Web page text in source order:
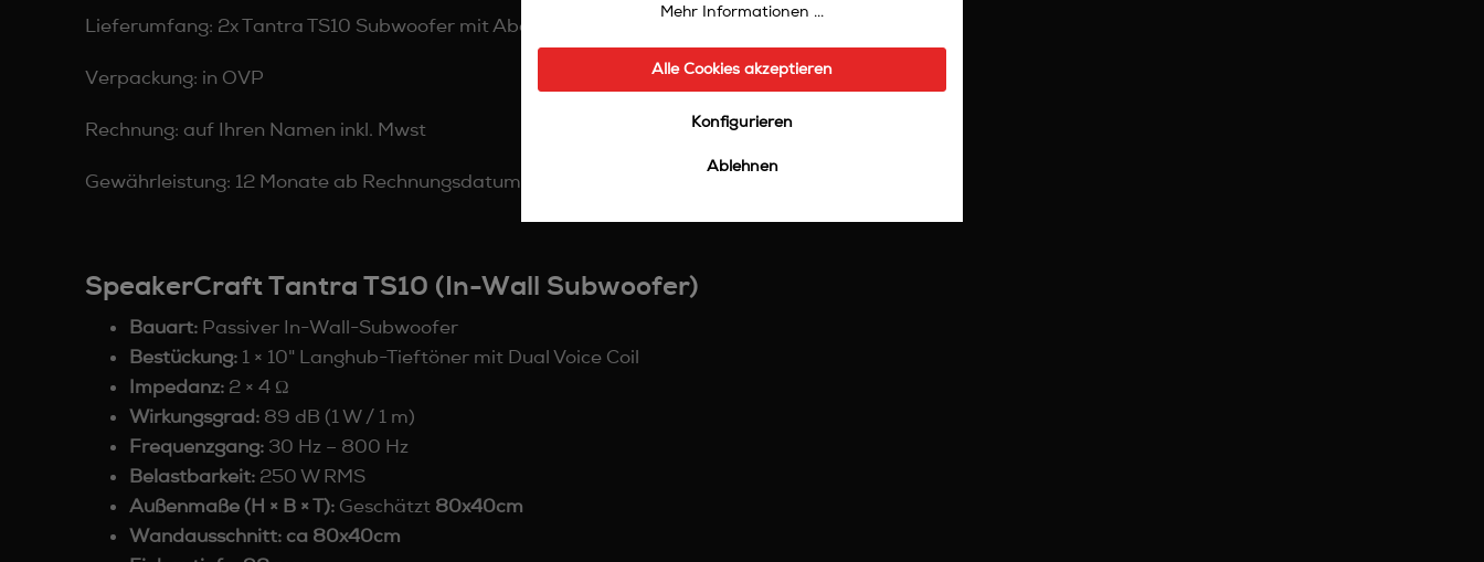
Lieferumfang: 2x Tantra TS10 Subwoofer mit Abdeckung
Verpackung: in OVP
Rechnung: auf Ihren Namen inkl. Mwst
Gewährleistung: 12 Monate ab Rechnungsdatum als Gebrauchtware
SpeakerCraft Tantra TS10 (In-Wall Subwoofer)
Bauart: Passiver In-Wall-Subwoofer
Bestückung: 1 × 10" Langhub-Tieftöner mit Dual Voice Coil
Impedanz: 2 × 4 Ω
Wirkungsgrad: 89 dB (1 W / 1 m)
Frequenzgang: 30 Hz – 800 Hz
Belastbarkeit: 250 W RMS
Außenmaße (H × B × T): Geschätzt 80x40cm
Wandausschnitt: ca 80x40cm
Mehr Informationen ...
Alle Cookies akzeptieren
Konfigurieren
Ablehnen